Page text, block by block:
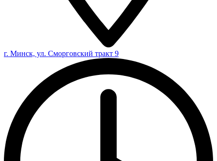
г. Минск, ул. Сморговский тракт 9